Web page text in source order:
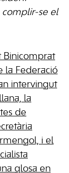
complir-se el
Binicomprat
la Federació
intervingut
la
de
i el
glosa en